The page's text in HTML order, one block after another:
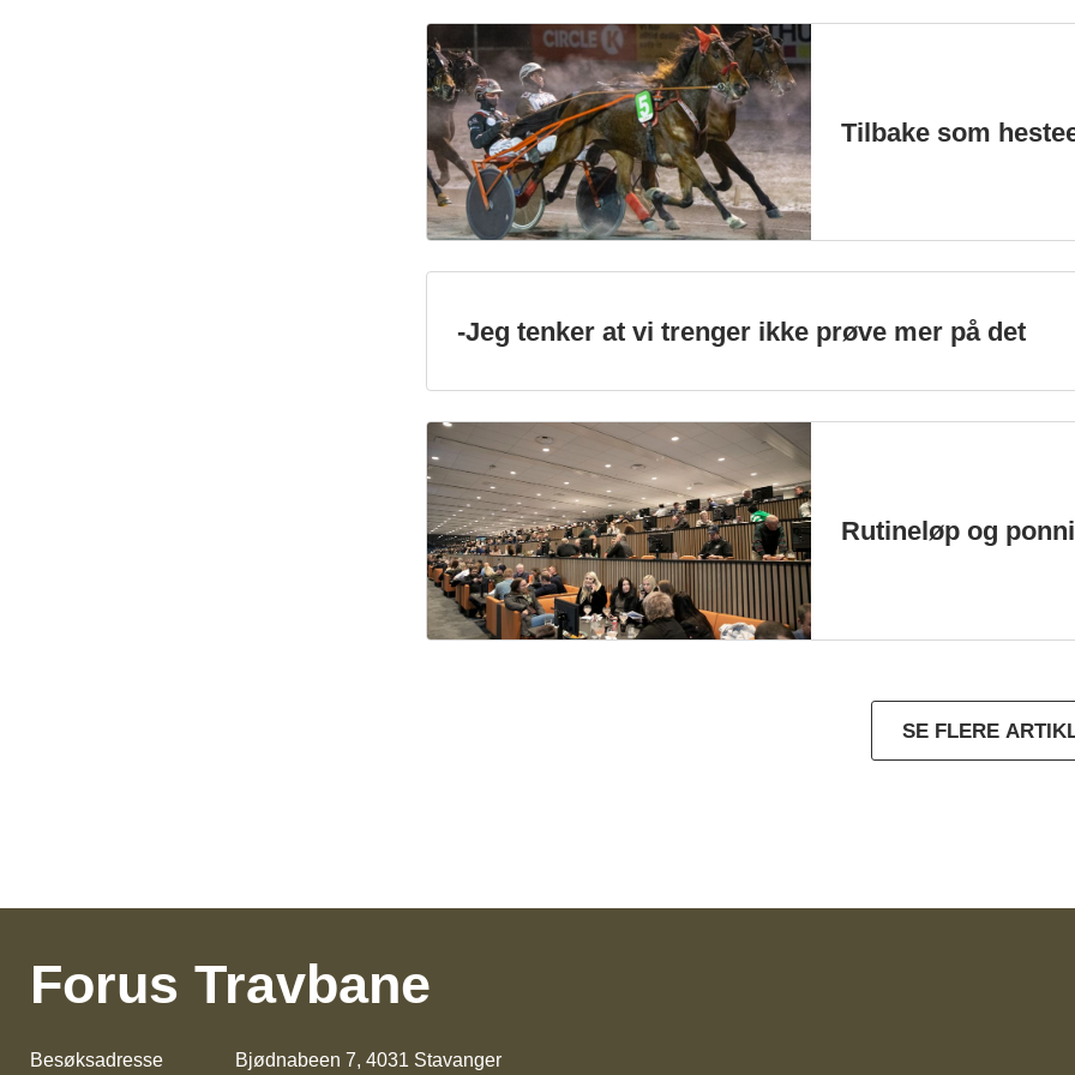
Tilbake som
-Jeg tenker at vi trenger ikke prøve mer på det
Rutineløp og
SE FLERE
Forus Travbane
Besøksadresse Bjødnabeen 7, 4031 Stavanger